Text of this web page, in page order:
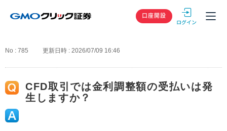
GMOクリック
口座開設
No : 785 更新日時 : 2026/07/09 16:46
CFD取引では金利調整額の受払いは発
生しますか？